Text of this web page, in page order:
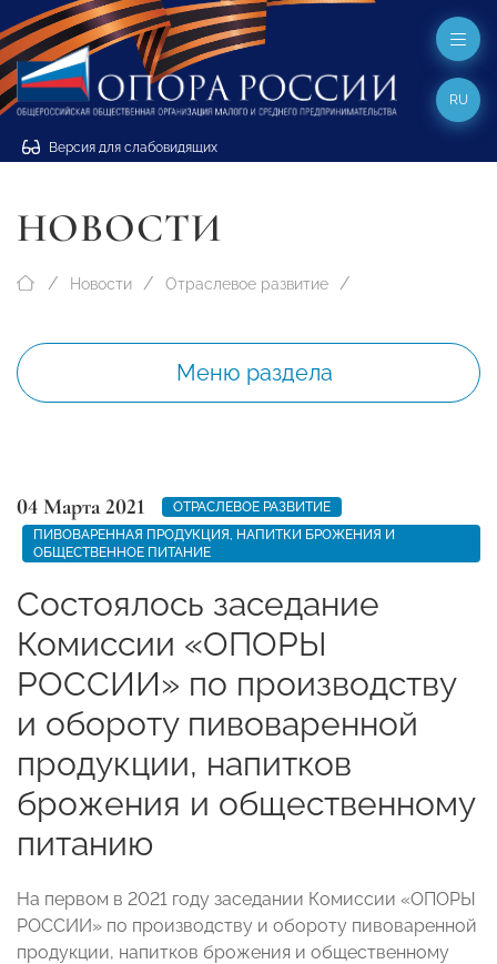
Версия для слабовидящих
RU
НОВОСТИ
Новости Отраслевое развитие
Меню раздела
04 Марта 2021
ОТРАСЛЕВОЕ РАЗВИТИЕ
ПИВОВАРЕННАЯ ПРОДУКЦИЯ, НАПИТКИ БРОЖЕНИЯ И
ОБЩЕСТВЕННОЕ ПИТАНИЕ
Состоялось заседание
Комиссии «ОПОРЫ
РОССИИ» по производству
и обороту пивоваренной
продукции, напитков
брожения и общественному
питанию
На первом в 2021 году заседании Комиссии «ОПОРЫ
РОССИИ» по производству и обороту пивоваренной
продукции, напитков брожения и общественному